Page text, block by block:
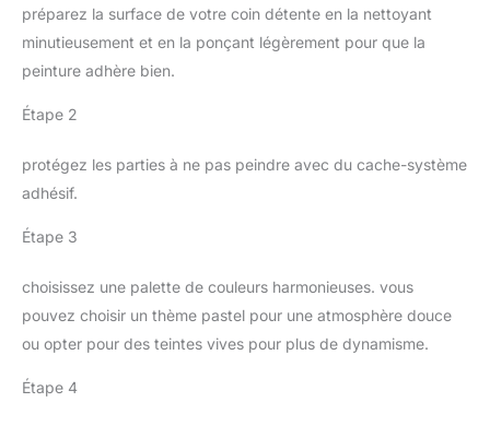
préparez la surface de votre coin détente en la nettoyant
minutieusement et en la ponçant légèrement pour que la
peinture adhère bien.
Étape 2
protégez les parties à ne pas peindre avec du cache-système
adhésif.
Étape 3
choisissez une palette de couleurs harmonieuses. vous
pouvez choisir un thème pastel pour une atmosphère douce
ou opter pour des teintes vives pour plus de dynamisme.
Étape 4